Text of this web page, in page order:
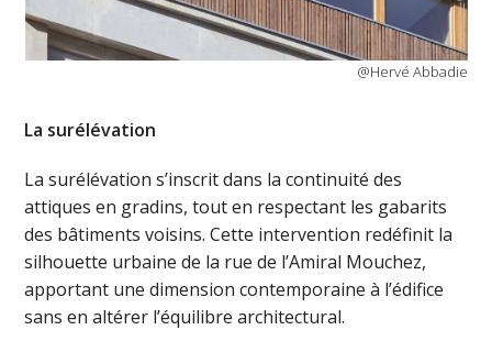
@Hervé Abbadie
La surélévation
La surélévation s’inscrit dans la continuité des
attiques en gradins, tout en respectant les gabarits
des bâtiments voisins. Cette intervention redéfinit la
silhouette urbaine de la rue de l’Amiral Mouchez,
apportant une dimension contemporaine à l’édifice
sans en altérer l’équilibre architectural.